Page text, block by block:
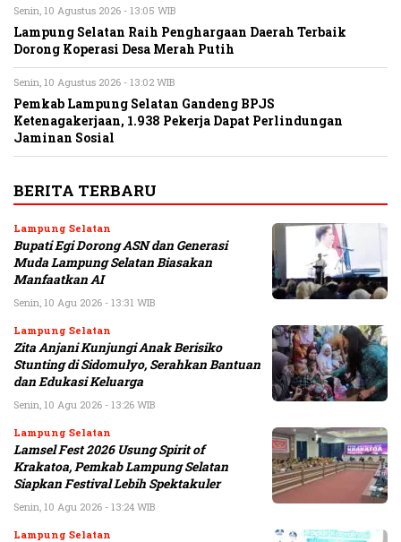
Senin, 10 Agustus 2026 - 13:05 WIB
Lampung Selatan Raih Penghargaan Daerah Terbaik
Dorong Koperasi Desa Merah Putih
Senin, 10 Agustus 2026 - 13:02 WIB
Pemkab Lampung Selatan Gandeng BPJS
Ketenagakerjaan, 1.938 Pekerja Dapat Perlindungan
Jaminan Sosial
BERITA TERBARU
Lampung Selatan
Bupati Egi Dorong ASN dan Generasi
Muda Lampung Selatan Biasakan
Manfaatkan AI
Senin, 10 Agu 2026 - 13:31 WIB
Lampung Selatan
Zita Anjani Kunjungi Anak Berisiko
Stunting di Sidomulyo, Serahkan Bantuan
dan Edukasi Keluarga
Senin, 10 Agu 2026 - 13:26 WIB
Lampung Selatan
Lamsel Fest 2026 Usung Spirit of
Krakatoa, Pemkab Lampung Selatan
Siapkan Festival Lebih Spektakuler
Senin, 10 Agu 2026 - 13:24 WIB
Lampung Selatan